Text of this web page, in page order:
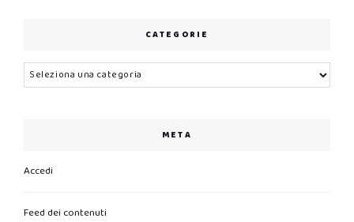
CATEGORIE
Categorie
META
Accedi
Feed dei contenuti